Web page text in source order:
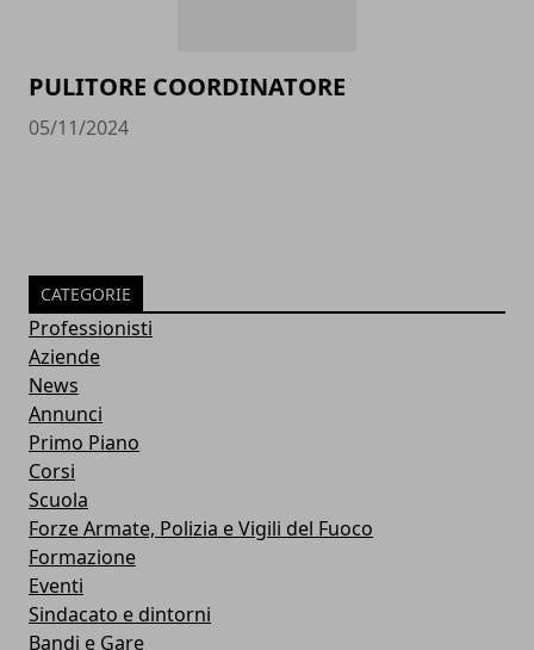
PULITORE COORDINATORE
05/11/2024
CATEGORIE
Professionisti
Aziende
News
Annunci
Primo Piano
Corsi
Scuola
Forze Armate, Polizia e Vigili del Fuoco
Formazione
Eventi
Sindacato e dintorni
Bandi e Gare